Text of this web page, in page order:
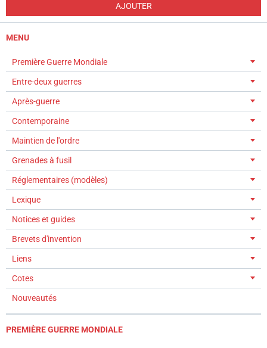
AJOUTER
MENU
Première Guerre Mondiale
Entre-deux guerres
Après-guerre
Contemporaine
Maintien de l'ordre
Grenades à fusil
Réglementaires (modèles)
Lexique
Notices et guides
Brevets d'invention
Liens
Cotes
Nouveautés
PREMIÈRE GUERRE MONDIALE